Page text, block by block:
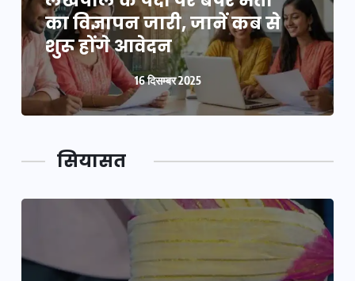
का विज्ञापन जारी, जानें कब से
शुरू होंगे आवेदन
16 दिसम्बर 2025
सियासत